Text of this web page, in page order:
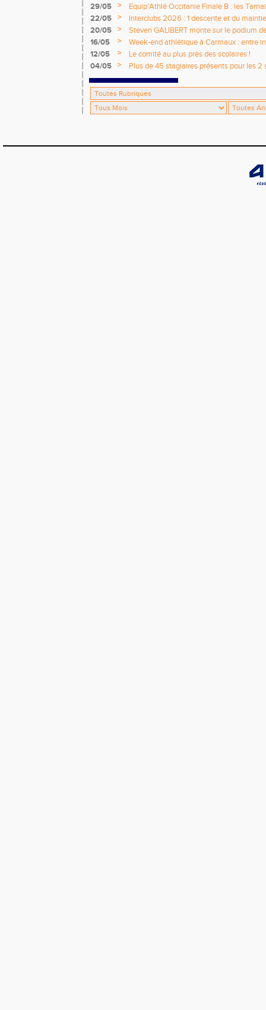
29/05
>
Equip’Athlé Occitanie Finale B : les
22/05
>
Interclubs 2026 : 1 descente et du
20/05
>
Steven GALIBERT monte sur le podium
16/05
>
Week-end athlétique à Carmaux : entre
départementaux jeunes
12/05 >
Le comité au plus près des scolaires !
04/05
>
Plus de 45 stagiaires présents pour les 2